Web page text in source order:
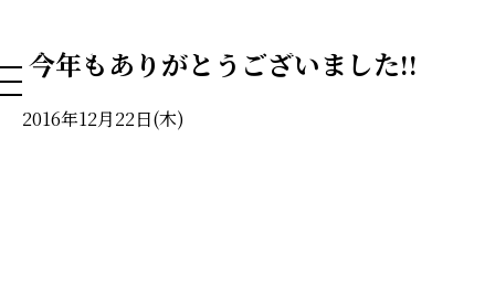
NAHA DOG GROOMING SCHOOL
今年もありがとうございました!!
2016年12月22日(木)